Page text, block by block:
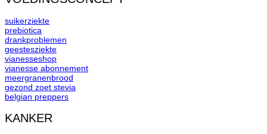
suikerziekte
prebiotica
drankproblemen
geestesziekte
vianesseshop
vianesse abonnement
meergranenbrood
gezond zoet stevia
belgian preppers
KANKER